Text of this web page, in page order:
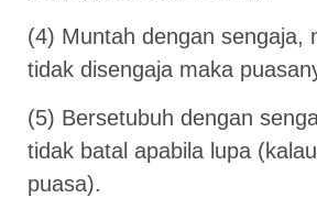
(4) Muntah dengan sengaja,
tidak disengaja maka
(5) Bersetubuh dengan
tidak batal apabila lupa
puasa).